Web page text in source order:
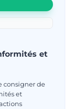
et
consigner de
et